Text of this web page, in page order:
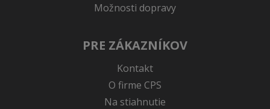
Možnosti dopravy
PRE ZÁKAZNÍKOV
Kontakt
O firme CPS
Na stiahnutie